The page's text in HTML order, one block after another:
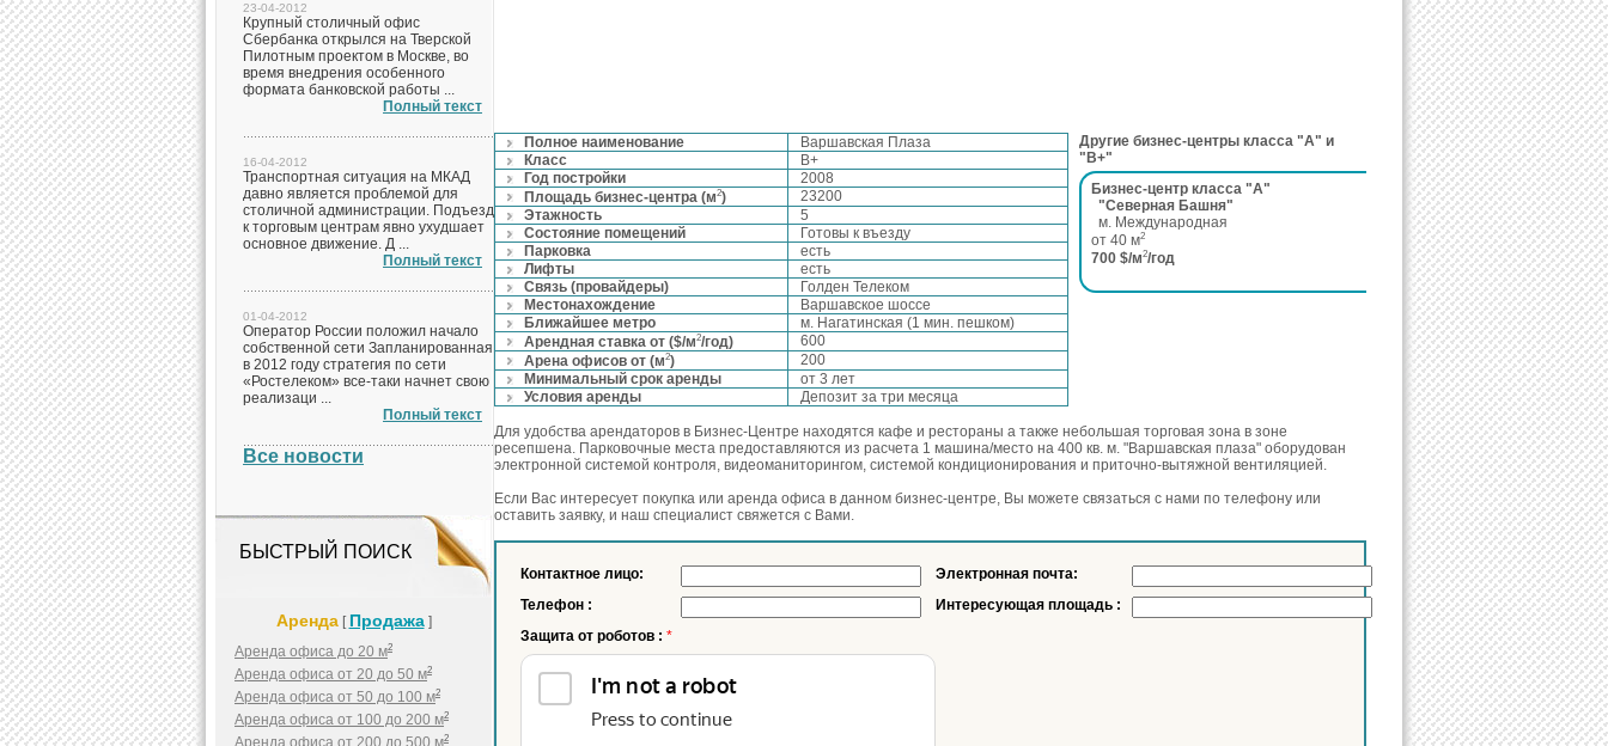
23-04-2012
Крупный столичный офис
Сбербанка открылся на Тверской
Пилотным проектом в Москве, во
время внедрения особенного
формата банковской работы ...
Полный текст
16-04-2012
Транспортная ситуация на МКАД
давно является проблемой для
столичной администрации. Подъезд
к торговым центрам явно ухудшает
основное движение. Д ...
Полный текст
01-04-2012
Оператор России положил начало
собственной сети Запланированная
в 2012 году стратегия по сети
«Ростелеком» все-таки начнет свою
реализаци ...
Полный текст
Все новости
БЫСТРЫЙ ПОИСК
Аренда[ Продажа]
Аренда офиса до 20 м2
Аренда офиса от 20 до 50 м2
Аренда офиса от 50 до 100 м2
Аренда офиса от 100 до 200 м2
Аренда офиса от 200 до 500 м2
Полное наименование
Варшавская Плаза
Класс
B+
Год постройки
2008
Площадь бизнес-центра (м2)
23200
Этажность
5
Состояние помещений
Готовы к въезду
Парковка
есть
Лифты
есть
Связь (провайдеры)
Голден Телеком
Местонахождение
Варшавское шоссе
Ближайшее метро
м. Нагатинская (1 мин. пешком)
Арендная ставка от ($/м2/год)
600
Арена офисов от (м2)
200
Минимальный срок аренды
от 3 лет
Условия аренды
Депозит за три месяца
Другие бизнес-центры класса "A" и
"B+"
Бизнес-центр класса "A"
"Северная Башня"
м. Международная
от 40 м2
700 $/м2/год
Для удобства арендаторов в Бизнес-Центре находятся кафе и рестораны а также небольшая торговая зона в зоне
ресепшена. Парковочные места предоставляются из расчета 1 машина/место на 400 кв. м. "Варшавская плаза" оборудован
электронной системой контроля, видеоманиторингом, системой кондиционирования и приточно-вытяжной вентиляцией.
Если Вас интересует покупка или аренда офиса в данном бизнес-центре, Вы можете связаться с нами по телефону или
оставить заявку, и наш специалист свяжется с Вами.
Контактное лицо:
Электронная почта:
Телефон :
Интересующая площадь :
Защита от роботов : *